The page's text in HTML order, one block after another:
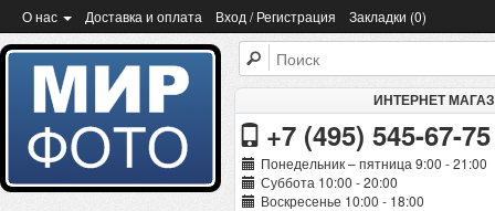
О нас Доставка и оплата Вход / Регистрация Закладки (0)
ИНТЕРНЕТ
+7 (495) 545-67-75
Понедельник – пятница 9:00 - 21:00
Суббота 10:00 - 20:00
Воскресенье 10:00 - 18:00